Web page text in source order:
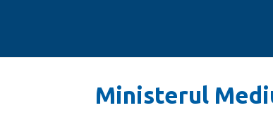
Ministerul